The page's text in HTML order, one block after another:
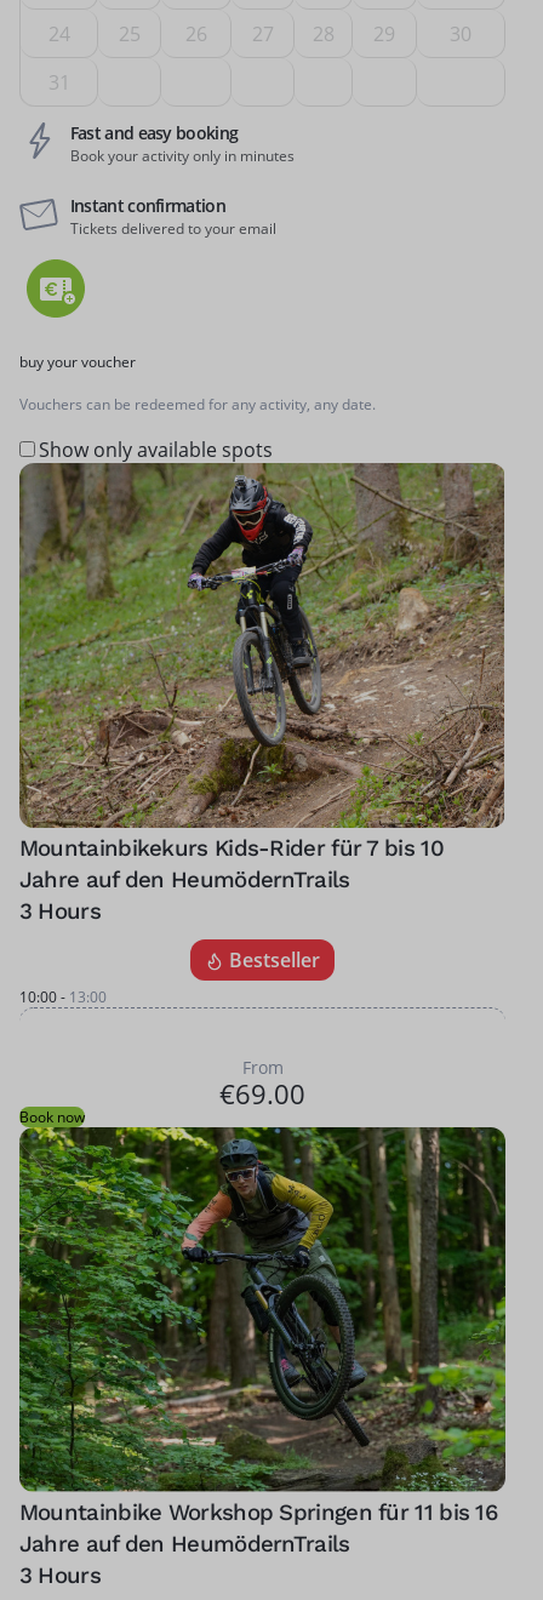
24
25 26 27 28 29
30
31
Fast and easy booking
Book your activity only in minutes
Instant confirmation
Tickets delivered to your email
buy your voucher
Vouchers can be redeemed for any activity, any date.
Show only available spots
Mountainbikekurs Kids-Rider für 7 bis 10
Jahre auf den HeumödernTrails
3 Hours
Bestseller
10:00- 13:00
From
€69.00
Book now
Mountainbike Workshop Springen für 11 bis 16
Jahre auf den HeumödernTrails
3 Hours